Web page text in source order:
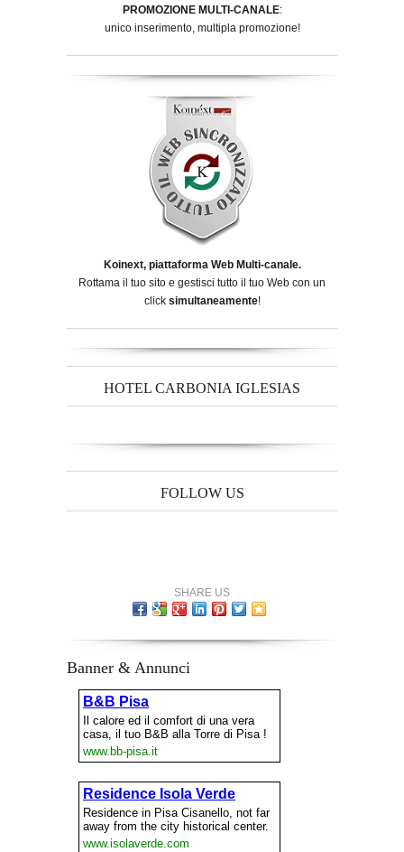
PROMOZIONE MULTI-CANALE:
unico inserimento, multipla promozione!
Koinext, piattaforma Web Multi-canale.
Rottama il tuo sito e gestisci tutto il tuo Web con un
click simultaneamente!
HOTEL CARBONIA IGLESIAS
FOLLOW US
SHARE US
Banner & Annunci